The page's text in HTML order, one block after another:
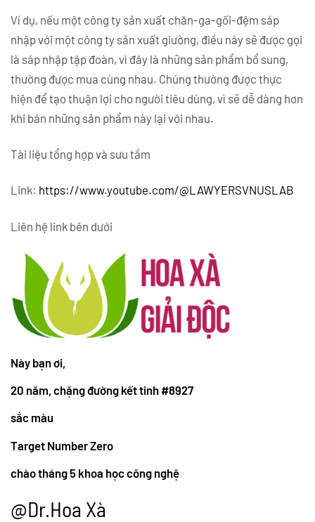
Ví dụ, nếu một công ty sản xuất chăn-ga-gối-đệm sáp
nhập với một công ty sản xuất giường, điều này sẽ được gọi
là sáp nhập tập đoàn, vì đây là những sản phẩm bổ sung,
thường được mua cùng nhau. Chúng thường được thực
hiện để tạo thuận lợi cho người tiêu dùng, vì sẽ dễ dàng hơn
khi bán những sản phẩm này lại với nhau.
Tài liệu tổng hợp và sưu tầm
Link: https://www.youtube.com/@LAWYERSVNUSLAB
Liên hệ link bên dưới
Này bạn ơi,
20 năm, chặng đường kết tinh #8927
sắc màu
Target Number Zero
chào tháng 5 khoa học công nghệ
@Dr.Hoa Xà